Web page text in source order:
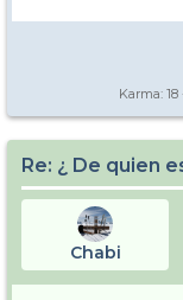
Karma: 18
Re: ¿ De quien
Chabi